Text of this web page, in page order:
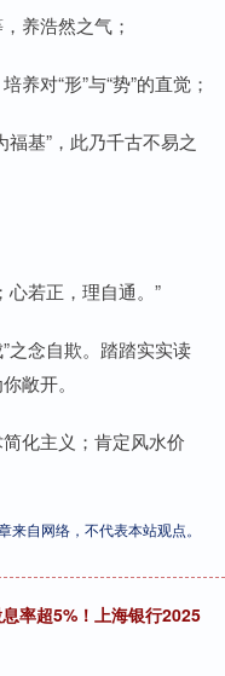
养浩然之气；
对“形”与“势”的直觉；
基”，此乃千古不易之
心若正，理自通。”
之念自欺。踏踏实实读
敞开。
化主义；肯定风水价
来自网络，不代表本站观点。
率超5%！上海银行2025